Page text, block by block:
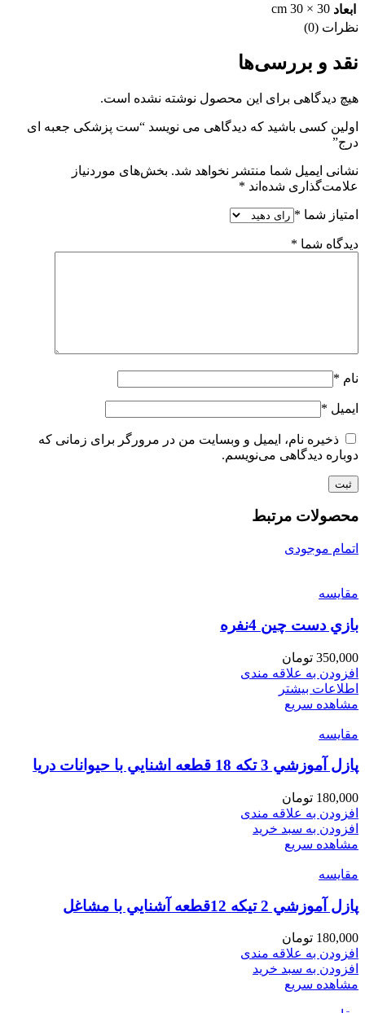
ابعاد 30 × 30 cm
نظرات (0)
نقد و بررسی‌ها
هیچ دیدگاهی برای این محصول نوشته نشده است.
اولین کسی باشید که دیدگاهی می نویسد “ست پزشکی جعبه ای
درج”
نشانی ایمیل شما منتشر نخواهد شد. بخش‌های موردنیاز
علامت‌گذاری شده‌اند *
امتیاز شما *
دیدگاه شما *
نام *
ایمیل *
ذخیره نام، ایمیل و وبسایت من در مرورگر برای زمانی که
دوباره دیدگاهی می‌نویسم.
محصولات مرتبط
اتمام موجودی
مقایسه
بازي دست چين 4نفره
350,000 تومان
افزودن به علاقه مندی
اطلاعات بیشتر
مشاهده سریع
مقایسه
پازل آموزشي 3 تكه 18 قطعه اشنايي با حيوانات دريا
180,000 تومان
افزودن به علاقه مندی
افزودن به سبد خرید
مشاهده سریع
مقایسه
پازل آموزشي 2 تيكه 12قطعه آشنايي با مشاغل
180,000 تومان
افزودن به علاقه مندی
افزودن به سبد خرید
مشاهده سریع